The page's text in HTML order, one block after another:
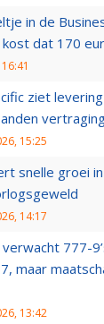
in de
kost dat 170
ziet
15:25
snelle groei
14:17
verwacht 777-
maar
13:42